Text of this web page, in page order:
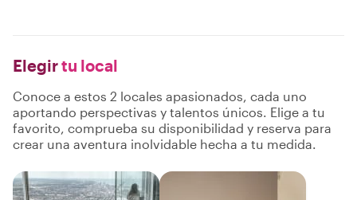
Elegirtu local
Conoce a estos 2 locales apasionados, cada uno
aportando perspectivas y talentos únicos. Elige a tu
favorito, comprueba su disponibilidad y reserva para
crear una aventura inolvidable hecha a tu medida.